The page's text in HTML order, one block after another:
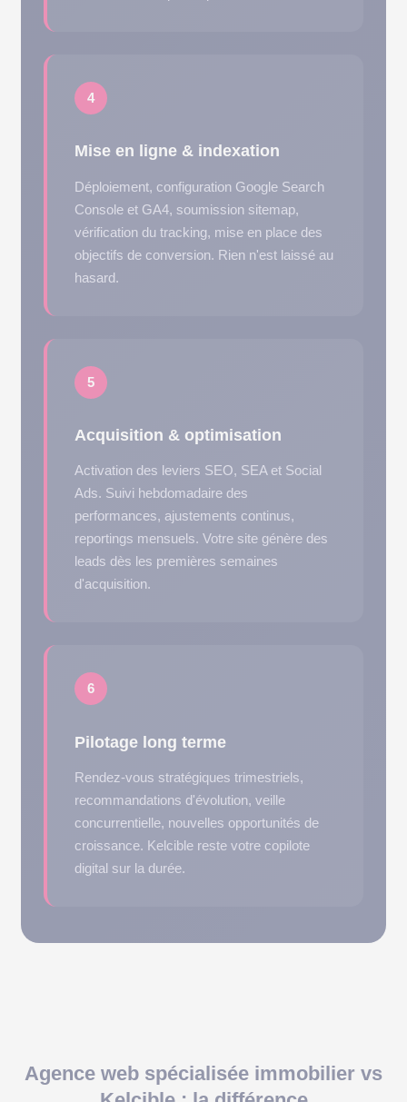
4
Mise en ligne & indexation
Déploiement, configuration Google Search
Console et GA4, soumission sitemap,
vérification du tracking, mise en place des
objectifs de conversion. Rien n'est laissé au
hasard.
5
Acquisition & optimisation
Activation des leviers SEO, SEA et Social
Ads. Suivi hebdomadaire des
performances, ajustements continus,
reportings mensuels. Votre site génère des
leads dès les premières semaines
d'acquisition.
6
Pilotage long terme
Rendez-vous stratégiques trimestriels,
recommandations d'évolution, veille
concurrentielle, nouvelles opportunités de
croissance. Kelcible reste votre copilote
digital sur la durée.
Agence web spécialisée immobilier vs